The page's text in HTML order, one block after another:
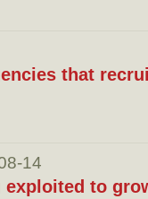
that
14
to